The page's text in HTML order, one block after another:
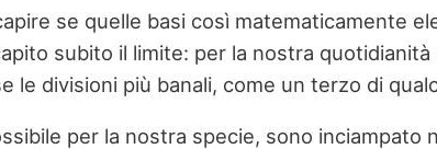
se quelle basi così matematicamente
subito il limite: per la nostra
le divisioni più banali, come un terzo di
per la nostra specie, sono inciampato